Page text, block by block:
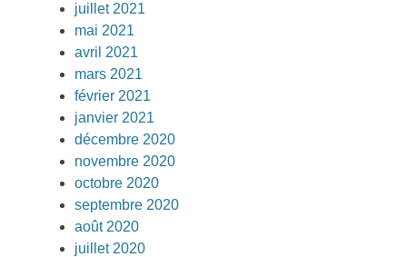
juillet 2021
mai 2021
avril 2021
mars 2021
février 2021
janvier 2021
décembre 2020
novembre 2020
octobre 2020
septembre 2020
août 2020
juillet 2020